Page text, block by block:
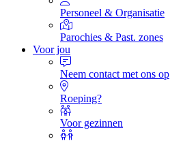
Personeel & Organisatie
Parochies & Past. zones
Voor jou
Neem contact met ons op
Roeping?
Voor gezinnen